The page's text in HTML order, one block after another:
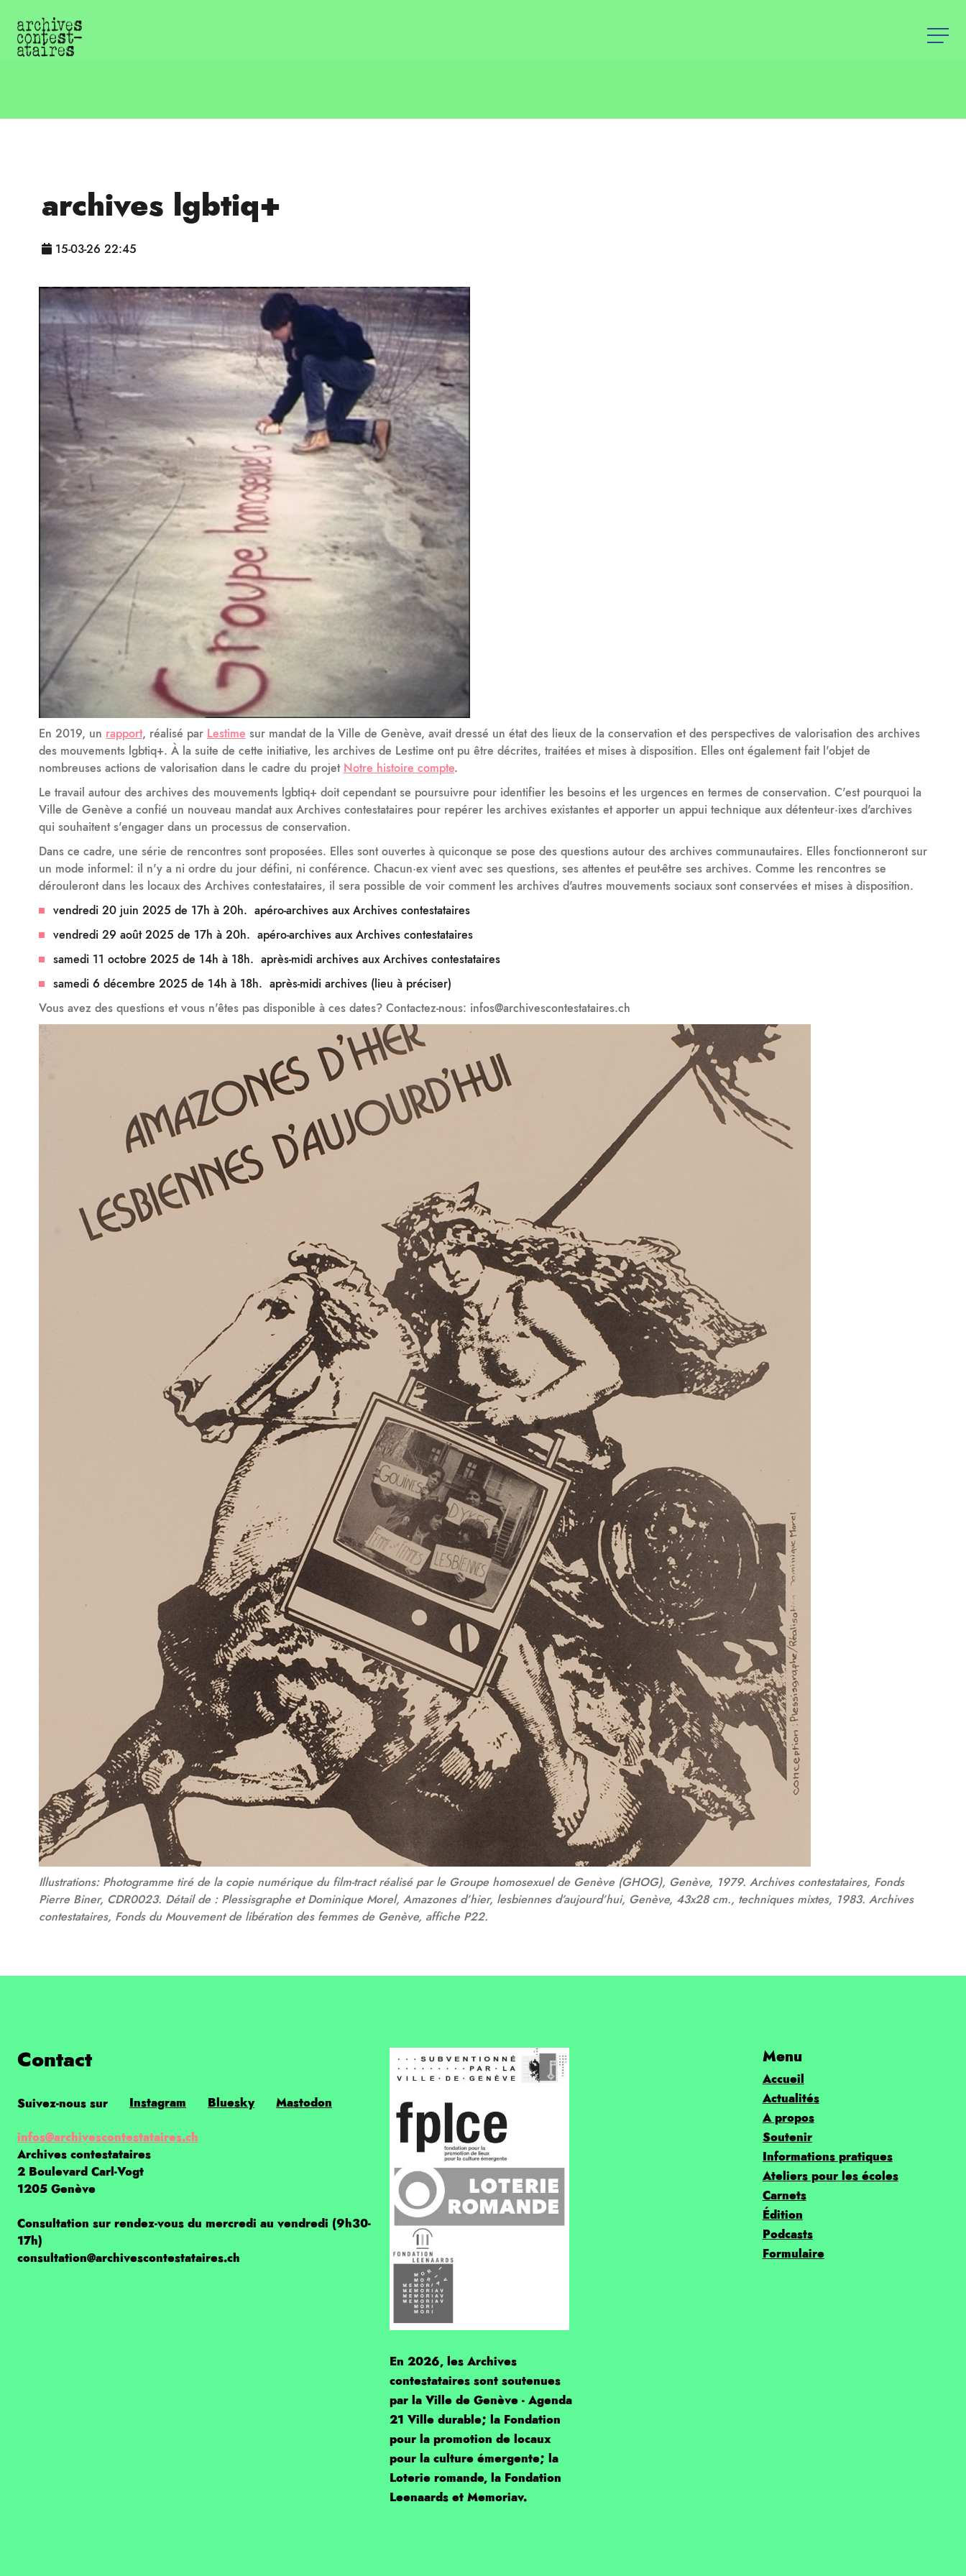
archives lgbtiq+
15-03-26 22:45
En 2019, un rapport, réalisé par Lestime sur mandat de la Ville de Genève, avait dressé un état des lieux de la conservation et des perspectives de valorisation des archives
des mouvements lgbtiq+. À la suite de cette initiative, les archives de Lestime ont pu être décrites, traitées et mises à disposition. Elles ont également fait l'objet de
nombreuses actions de valorisation dans le cadre du projet Notre histoire compte.
Le travail autour des archives des mouvements lgbtiq+ doit cependant se poursuivre pour identifier les besoins et les urgences en termes de conservation. C'est pourquoi la
Ville de Genève a confié un nouveau mandat aux Archives contestataires pour repérer les archives existantes et apporter un appui technique aux détenteur·ixes d'archives
qui souhaitent s'engager dans un processus de conservation.
Dans ce cadre, une série de rencontres sont proposées. Elles sont ouvertes à quiconque se pose des questions autour des archives communautaires. Elles fonctionneront sur
un mode informel: il n'y a ni ordre du jour défini, ni conférence. Chacun·ex vient avec ses questions, ses attentes et peut-être ses archives. Comme les rencontres se
dérouleront dans les locaux des Archives contestataires, il sera possible de voir comment les archives d'autres mouvements sociaux sont conservées et mises à disposition.
vendredi 20 juin 2025 de 17h à 20h. apéro-archives aux Archives contestataires
vendredi 29 août 2025 de 17h à 20h. apéro-archives aux Archives contestataires
samedi 11 octobre 2025 de 14h à 18h. après-midi archives aux Archives contestataires
samedi 6 décembre 2025 de 14h à 18h. après-midi archives (lieu à préciser)
Vous avez des questions et vous n'êtes pas disponible à ces dates? Contactez-nous: infos@archivescontestataires.ch
Illustrations: Photogramme tiré de la copie numérique du film-tract réalisé par le Groupe homosexuel de Genève (GHOG), Genève, 1979. Archives contestataires, Fonds
Pierre Biner, CDR0023. Détail de : Plessisgraphe et Dominique Morel, Amazones d’hier, lesbiennes d’aujourd’hui, Genève, 43x28 cm., techniques mixtes, 1983. Archives
contestataires, Fonds du Mouvement de libération des femmes de Genève, affiche P22.
Contact
Suivez-nous sur Instagram Bluesky Mastodon
infos@archivescontestataires.ch
Archives contestataires
2 Boulevard Carl-Vogt
1205 Genève
Consultation sur rendez-vous du mercredi au vendredi (9h30-
17h)
consultation@archivescontestataires.ch
En 2026, les Archives
contestataires sont soutenues
par la Ville de Genève - Agenda
21 Ville durable; la Fondation
pour la promotion de locaux
pour la culture émergente; la
Loterie romande, la Fondation
Leenaards et Memoriav.
Menu
Accueil
Actualités
A propos
Soutenir
Informations pratiques
Ateliers pour les écoles
Carnets
Édition
Podcasts
Formulaire